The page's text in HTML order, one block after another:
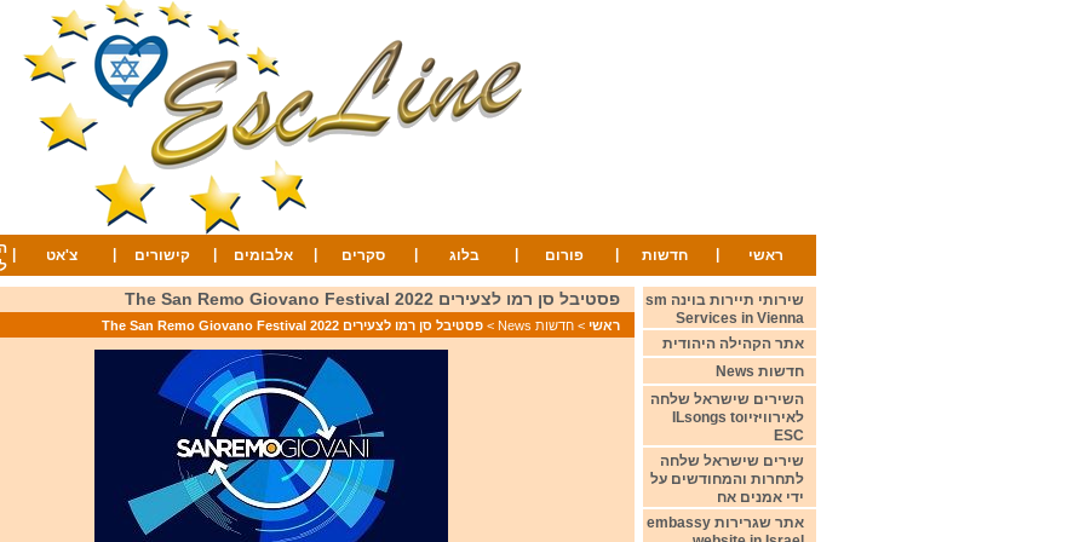
ראשי חדשות פורום בלוג סקרים אלבומים קישורים צ'אט
פסטיבל סן רמו לצעירים The San Remo Giovano Festival 2022
ראשי > חדשות News > פסטיבל סן רמו לצעירים The San Remo Giovano Festival 2022
שירותי תיירות בוינה sm
Services in Vienna
אתר הקהילה היהודית
חדשות News
השירים שישראל שלחה
לאירוויזיוILsongs to
ESC
שירים שישראל שלחה
לתחרות והמחודשים על
ידי אמנים אח
אתר שגרירות embassy